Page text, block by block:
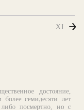
XI
достояние,
семидесяти лет
посмертно, но с